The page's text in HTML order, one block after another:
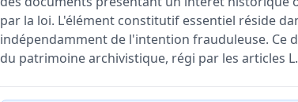
par la loi. L'élément constitutif essentiel réside
indépendamment de l'intention frauduleuse. Ce
du patrimoine archivistique, régi par les articles